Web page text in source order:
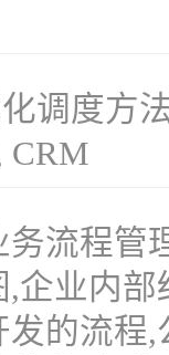
调度方
CRM
流程管
企业内
的流程